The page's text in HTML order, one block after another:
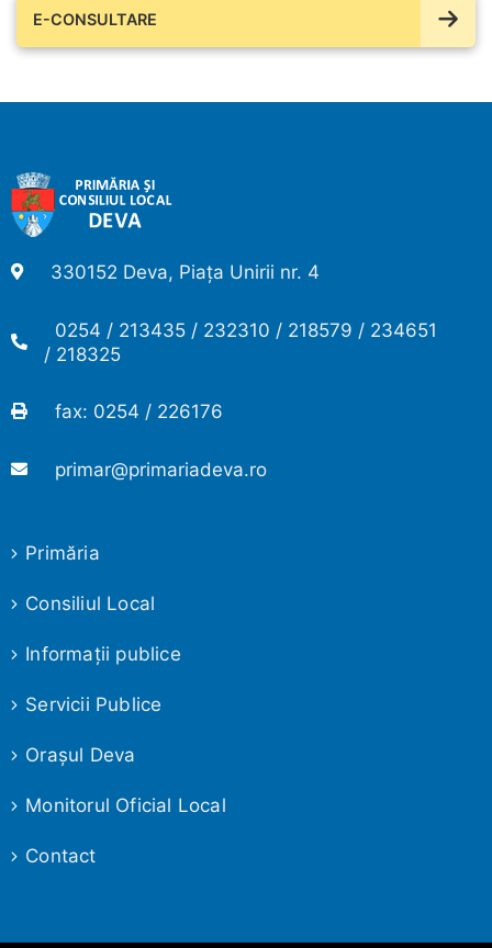
E-CONSULTARE
330152 Deva, Piața Unirii nr. 4
0254 / 213435 / 232310 / 218579 / 234651
/ 218325
fax: 0254 / 226176
primar@primariadeva.ro
Primăria
Consiliul Local
Informaţii publice
Servicii Publice
Oraşul Deva
Monitorul Oficial Local
Contact